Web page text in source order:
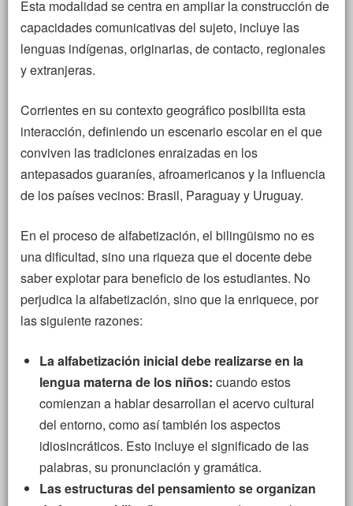
Esta modalidad se centra en ampliar la construcción de
capacidades comunicativas del sujeto, incluye las
lenguas indígenas, originarias, de contacto, regionales
y extranjeras.
Corrientes en su contexto geográfico posibilita esta
interacción, definiendo un escenario escolar en el que
conviven las tradiciones enraizadas en los
antepasados guaraníes, afroamericanos y la influencia
de los países vecinos: Brasil, Paraguay y Uruguay.
En el proceso de alfabetización, el bilingüismo no es
una dificultad, sino una riqueza que el docente debe
saber explotar para beneficio de los estudiantes. No
perjudica la alfabetización, sino que la enriquece, por
las siguiente razones:
La alfabetización inicial debe realizarse en la
lengua materna de los niños: cuando estos
comienzan a hablar desarrollan el acervo cultural
del entorno, como así también los aspectos
idiosincráticos. Esto incluye el significado de las
palabras, su pronunciación y gramática.
Las estructuras del pensamiento se organizan